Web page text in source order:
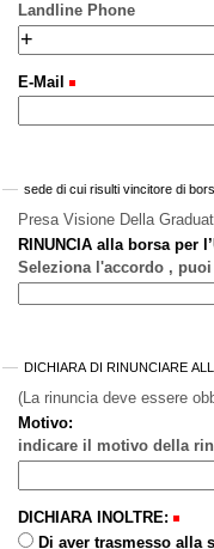
Landline Phone
E-Mail
sede di cui risulti vincitore di
Presa Visione Della
RINUNCIA alla borsa per
Seleziona l'accordo ,
DICHIARA DI RINUNCIARE
(La rinuncia deve essere
Motivo:
indicare il motivo della
DICHIARA INOLTRE:
Di aver trasmesso alla